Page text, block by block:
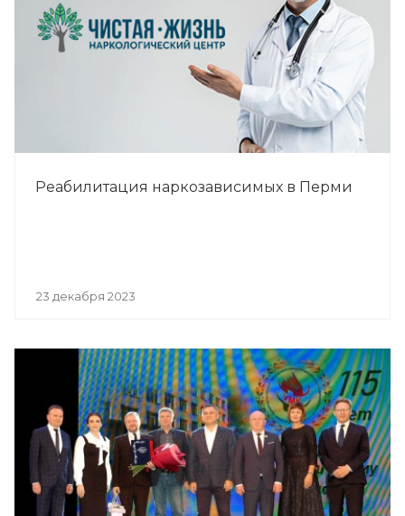
Реабилитация наркозависимых в Перми
23 декабря 2023